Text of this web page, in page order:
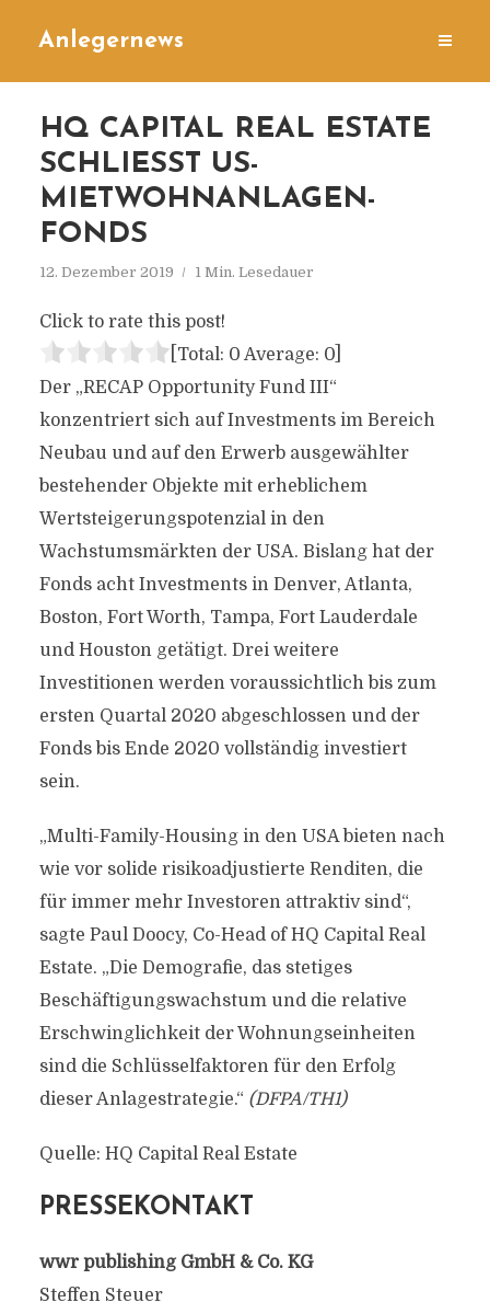
Anlegernews
HQ CAPITAL REAL ESTATE
SCHLIESST US-M
IETWOHNANLAGEN-F
ONDS
12. Dezember 2019 1 Min. Lesedauer
Click to rate this post!
[Total: 0 Average: 0]
Der „RECAP Opportunity Fund III“
konzentriert sich auf Investments im Bereich
Neubau und auf den Erwerb ausgewählter
bestehender Objekte mit erheblichem
Wertsteigerungspotenzial in den
Wachstumsmärkten der USA. Bislang hat der
Fonds acht Investments in Denver, Atlanta,
Boston, Fort Worth, Tampa, Fort Lauderdale
und Houston getätigt. Drei weitere
Investitionen werden voraussichtlich bis zum
ersten Quartal 2020 abgeschlossen und der
Fonds bis Ende 2020 vollständig investiert
sein.
„Multi-Family-Housing in den USA bieten nach
wie vor solide risikoadjustierte Renditen, die
für immer mehr Investoren attraktiv sind“,
sagte Paul Doocy, Co-Head of HQ Capital Real
Estate. „Die Demografie, das stetiges
Beschäftigungswachstum und die relative
Erschwinglichkeit der Wohnungseinheiten
sind die Schlüsselfaktoren für den Erfolg
dieser Anlagestrategie.“ (DFPA/TH1)
Quelle: HQ Capital Real Estate
PRESSEKONTAKT
wwr publishing GmbH & Co. KG
Steffen Steuer